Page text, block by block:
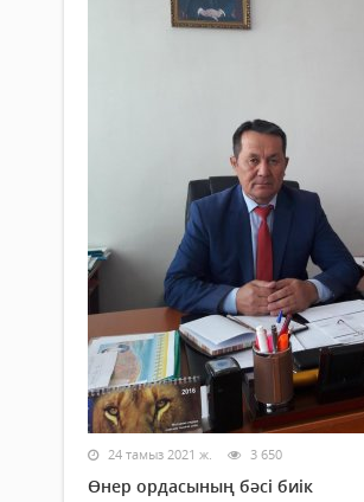
24 тамыз 2021 ж. 3 650
Өнер ордасының бәсі биік